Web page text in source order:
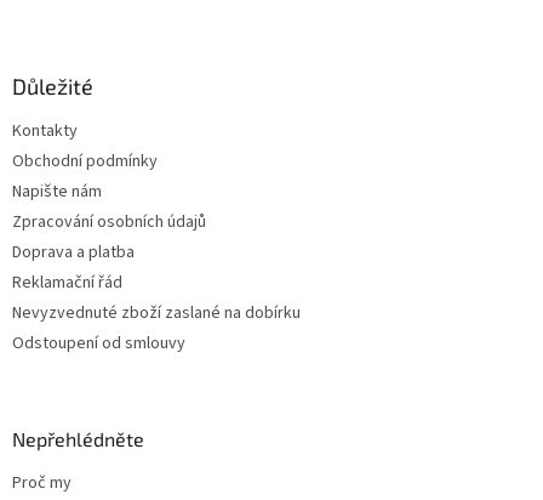
Důležité
Kontakty
Obchodní podmínky
Napište nám
Zpracování osobních údajů
Doprava a platba
Reklamační řád
Nevyzvednuté zboží zaslané na dobírku
Odstoupení od smlouvy
Nepřehlédněte
Proč my